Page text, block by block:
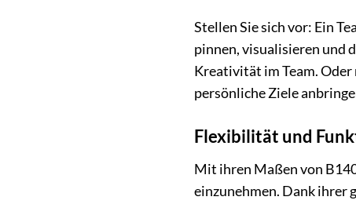
Stellen Sie sich vor: Ein
pinnen, visualisieren und
Kreativität im Team. Oder
persönliche Ziele
Flexibilität und
Mit ihren Maßen von
einzunehmen. Dank ihrer